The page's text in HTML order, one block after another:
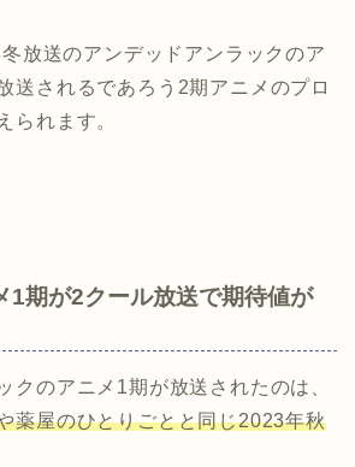
放送のアンデッドアンラックのア
送されるであろう2期アニメのプロ
られます。
期が2クール放送で期待値が
クのアニメ1期が放送されたのは、
薬屋のひとりごとと同じ2023年秋